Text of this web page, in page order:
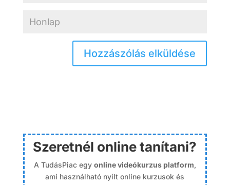
Szeretnél online tanítani?
A TudásPiac egy online videókurzus platform,
ami használható nyílt online kurzusok és